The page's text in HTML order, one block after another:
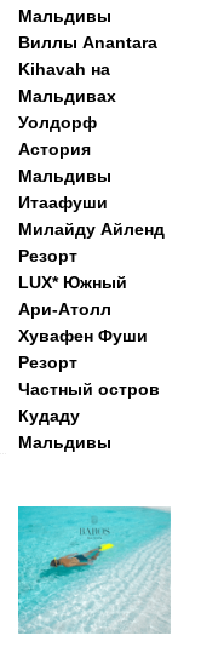
Мальдивы
Виллы Anantara
Kihavah на
Мальдивах
Уолдорф
Астория
Мальдивы
Итаафуши
Милайду Айленд
Резорт
LUX* Южный
Ари-Атолл
Хувафен Фуши
Резорт
Частный остров
Кудаду
Мальдивы